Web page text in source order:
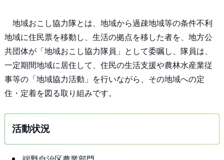
地域おこし協力隊とは、地域から過疎地域等の条件不利
地域に住民票を移動し、生活の拠点を移した者を、地方公
共団体が「地域おこし協力隊員」として委嘱し、隊員は、
一定期間地域に居住して、住民の生活支援や農林水産業従
事等の「地域協力活動」を行いながら、その地域への定
住・定着を図る取り組みです。
活動状況